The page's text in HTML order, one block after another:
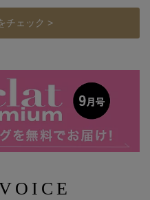
チェック >